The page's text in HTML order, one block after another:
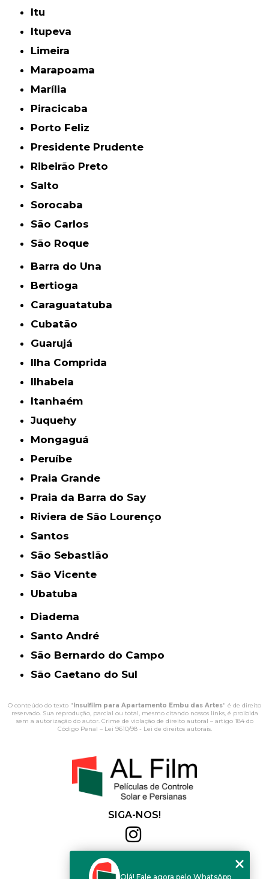
Itu
Itupeva
Limeira
Marapoama
Marília
Piracicaba
Porto Feliz
Presidente Prudente
Ribeirão Preto
Salto
Sorocaba
São Carlos
São Roque
Barra do Una
Bertioga
Caraguatatuba
Cubatão
Guarujá
Ilha Comprida
Ilhabela
Itanhaém
Juquehy
Mongaguá
Peruíbe
Praia Grande
Praia da Barra do Say
Riviera de São Lourenço
Santos
São Sebastião
São Vicente
Ubatuba
Diadema
Santo André
São Bernardo do Campo
São Caetano do Sul
O conteúdo do texto " Insulfilm para Apartamento Embu das Artes" é de direito
reservado. Sua reprodução, parcial ou total, mesmo citando nossos links, é proibida
sem a autorização do autor. Crime de violação de direito autoral – artigo 184 do
Código Penal – Lei 9610/98 - Lei de direitos autorais.
SIGA-NOS!
(11) 2564-4684
Olá! Fale agora pelo WhatsApp